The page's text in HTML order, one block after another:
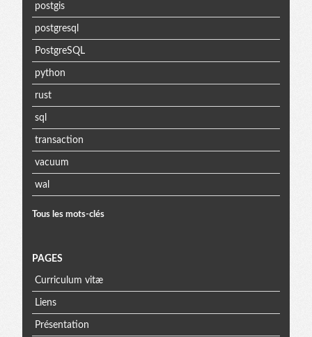
postgis
postgresql
PostgreSQL
python
rust
sql
transaction
vacuum
wal
Tous les mots-clés
PAGES
Curriculum vitæ
Liens
Présentation